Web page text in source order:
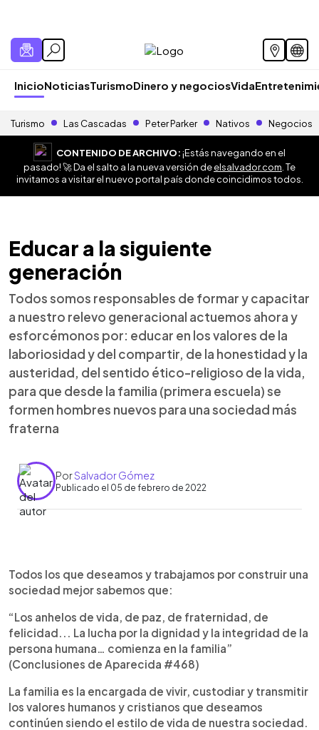
InicioNoticiasTurismoDinero y negociosVida
Turismo Las Cascadas Peter Parker Nativos Negocios
CONTENIDO DE ARCHIVO:¡Estás navegando en el
pasado! 🚀 Da el salto a la nueva versión deelsalvador.com . Te
invitamos a visitar el nuevo portal país donde coincidimos todos.
Educar a la siguiente
generación
Todos somos responsables de formar y capacitar
a nuestro relevo generacional actuemos ahora y
esforcémonos por: educar en los valores de la
laboriosidad y del compartir, de la honestidad y la
austeridad, del sentido ético-religioso de la vida,
para que desde la familia (primera escuela) se
formen hombres nuevos para una sociedad más
fraterna
PorSalvador Gómez
Publicado el 05 de febrero de 2022
► Escuchar artículo
Todos los que deseamos y trabajamos por construir una
sociedad mejor sabemos que:
“Los anhelos de vida, de paz, de fraternidad, de
felicidad... La lucha por la dignidad y la integridad de la
persona humana… comienza en la familia”
(Conclusiones de Aparecida #468)
La familia es la encargada de vivir, custodiar y transmitir
los valores humanos y cristianos que deseamos
continúen siendo el estilo de vida de nuestra sociedad.